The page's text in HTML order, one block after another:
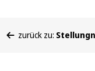
befinden
zurück zu: